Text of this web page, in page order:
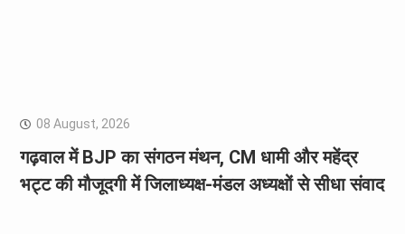
08 August, 2026
गढ़वाल में BJP का संगठन मंथन, CM धामी और महेंद्र
भट्ट की मौजूदगी में जिलाध्यक्ष-मंडल अध्यक्षों से सीधा संवाद